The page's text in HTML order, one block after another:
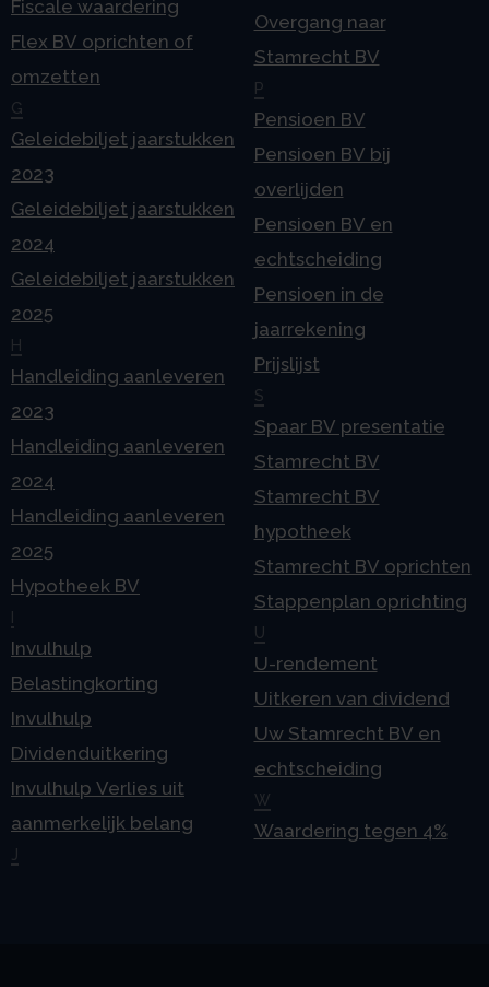
Fiscale waardering
Flex BV oprichten of
omzetten
G
Geleidebiljet jaarstukken
2023
Geleidebiljet jaarstukken
2024
Geleidebiljet jaarstukken
2025
H
Handleiding aanleveren
2023
Handleiding aanleveren
2024
Handleiding aanleveren
2025
Hypotheek BV
Invulhulp
Belastingkorting
Invulhulp
Dividenduitkering
Invulhulp Verlies uit
aanmerkelijk belang
Overgang naar
Stamrecht BV
P
Pensioen BV
Pensioen BV bij
overlijden
Pensioen BV en
echtscheiding
Pensioen in de
jaarrekening
Prijslijst
S
Spaar BV presentatie
Stamrecht BV
Stamrecht BV
hypotheek
Stamrecht BV oprichten
Stappenplan oprichting
U
U-rendement
Uitkeren van dividend
Uw Stamrecht BV en
echtscheiding
W
Waardering tegen 4%